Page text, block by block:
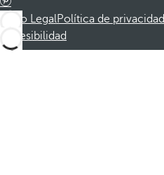
Aviso LegalPolítica de privacidad
Accesibilidad